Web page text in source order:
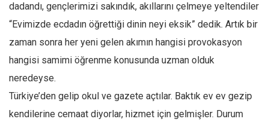
İslam Dünyası
Düşünce
Dosyalar
dadandı, gençlerimizi sakındık, akıllarını çelmeye yeltendiler
“Evimizde ecdadın öğrettiği dinin neyi eksik” dedik. Artık bir
zaman sonra her yeni gelen akımın hangisi provokasyon
hangisi samimi öğrenme konusunda uzman olduk
neredeyse.
Türkiye’den gelip okul ve gazete açtılar. Baktık ev ev gezip
kendilerine cemaat diyorlar, hizmet için gelmişler. Durum